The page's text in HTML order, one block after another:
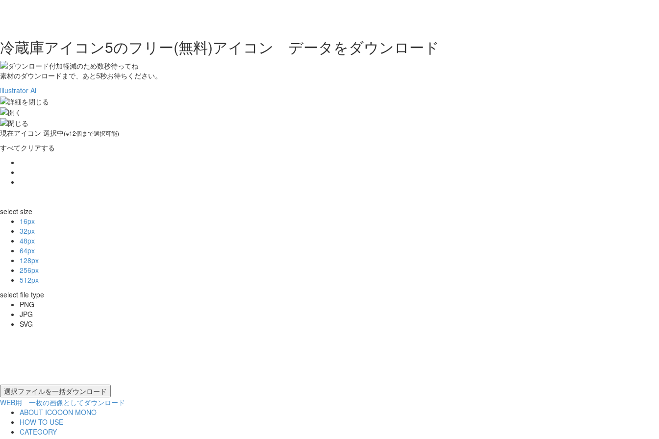
冷蔵庫アイコン5のフリー(無料)アイコン データをダウンロード
素材のダウンロードまで、あと5秒お待ちください。
illustrator Ai
現在アイコン 選択中(※12個まで選択可能)
すべてクリアする
select size
16px
32px
48px
64px
128px
256px
512px
select file type
PNG
JPG
SVG
WEB用 一枚の画像としてダウンロード
ABOUT ICOOON MONO
HOW TO USE
CATEGORY